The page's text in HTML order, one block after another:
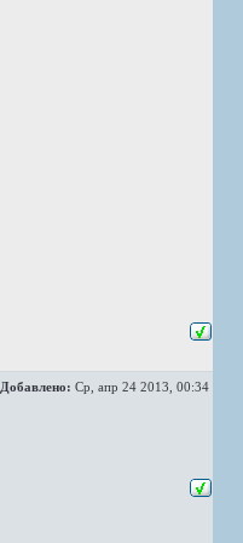
Добавлено: Ср, апр 24 2013, 00:34